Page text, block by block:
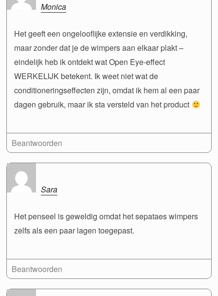
Monica
Het geeft een ongelooflijke extensie en verdikking,
maar zonder dat je de wimpers aan elkaar plakt –
eindelijk heb ik ontdekt wat Open Eye-effect
WERKELIJK betekent. Ik weet niet wat de
conditioneringseffecten zijn, omdat ik hem al een paar
dagen gebruik, maar ik sta versteld van het product
Beantwoorden
Sara
Het penseel is geweldig omdat het sepataes wimpers
zelfs als een paar lagen toegepast.
Beantwoorden